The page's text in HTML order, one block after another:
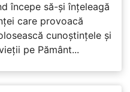
începe să-și înțeleagă
care provoacă
cunoștințele și
pe Pământ...